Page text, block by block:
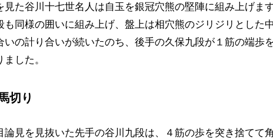
見た谷川十七世名人は自玉を銀冠穴熊の堅陣に組み上げま
も同様の囲いに組み上げ、盤上は相穴熊のジリジリとした
いの計り合いが続いたのち、後手の久保九段が１筋の端歩
した。
切り
論見を見抜いた先手の谷川九段は、４筋の歩を突き捨てて